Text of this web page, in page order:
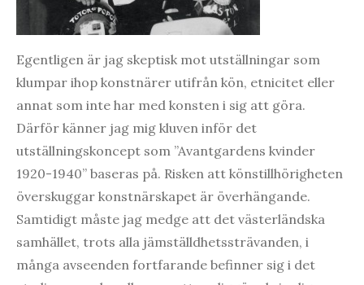
Egentligen är jag skeptisk mot utställningar som
klumpar ihop konstnärer utifrån kön, etnicitet eller
annat som inte har med konsten i sig att göra.
Därför känner jag mig kluven inför det
utställningskoncept som ”Avantgardens kvinder
1920-1940” baseras på. Risken att könstillhörigheten
överskuggar konstnärskapet är överhängande.
Samtidigt måste jag medge att det västerländska
samhället, trots alla jämställdhetssträvanden, i
många avseenden fortfarande befinner sig i det